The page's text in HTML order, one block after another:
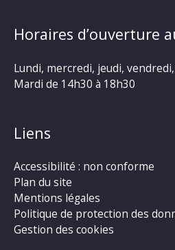
Horaires d’ouverture
Lundi, mercredi, jeudi,
Mardi de 14h30 à 18h30
Liens
Accessibilité : non conforme
Plan du site
Mentions légales
Politique de protection des
Gestion des cookies